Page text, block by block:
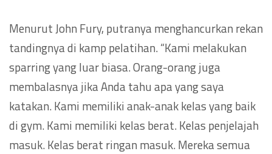
Menurut John Fury, putranya menghancurkan rekan
tandingnya di kamp pelatihan. “Kami melakukan
sparring yang luar biasa. Orang-orang juga
membalasnya jika Anda tahu apa yang saya
katakan. Kami memiliki anak-anak kelas yang baik
di gym. Kami memiliki kelas berat. Kelas penjelajah
masuk. Kelas berat ringan masuk. Mereka semua